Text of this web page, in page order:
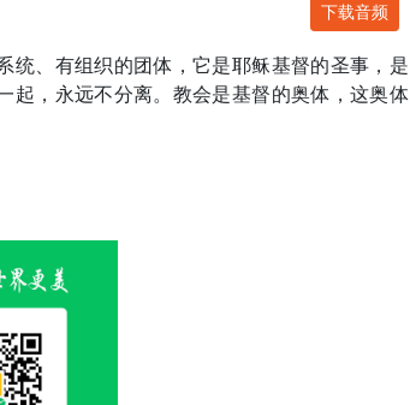
Arrow
to
increase
下载音频
统、有组织的团体，它是耶稣基督的圣事，是
起，永远不分离。教会是基督的奥体，这奥体